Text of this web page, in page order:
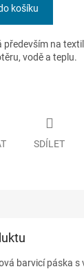
košíku
především na
vodě a teplu.
SDÍLET
barvicí páska